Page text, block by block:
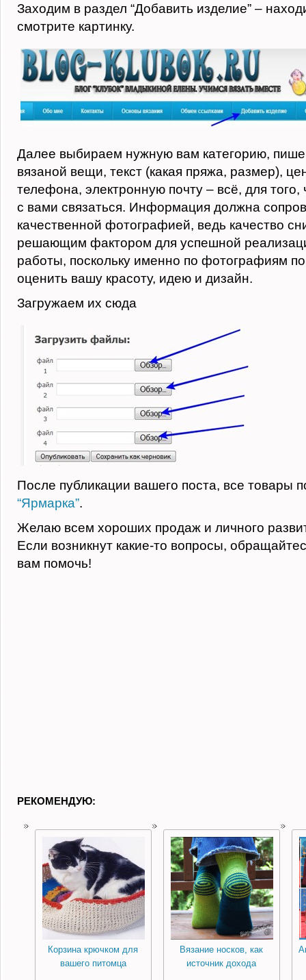
Заходим в раздел “Добавить изделие” –
смотрите картинку.
Далее выбираем нужную вам категорию,
вязаной вещи, текст (какая пряжа, размер),
телефона, электронную почту – всё, для
с вами связаться. Информация должна
качественной фотографией, ведь качество
решающим фактором для успешной
работы, поскольку именно по фотографиям
оценить вашу красоту, идею и дизайн.
Загружаем их сюда
После публикации вашего поста, все товары
“Ярмарка”.
Желаю всем хороших продаж и личного
Если возникнут какие-то вопросы,
вам помочь!
РЕКОМЕНДУЮ:
Корзина крючком для
вашего питомца
Вязание носков, как
источник дохода